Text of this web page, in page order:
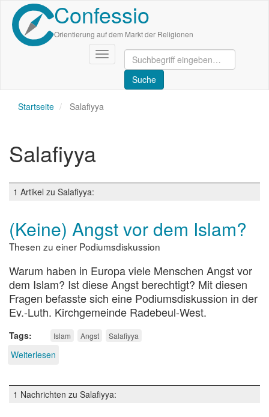
Direkt
zum
Inhalt
Confessio
Orientierung auf dem Markt der Religionen
Navigation
aktivieren/deaktivieren
Startseite Salafiyya
Salafiyya
1 Artikel zu Salafiyya:
(Keine) Angst vor dem Islam?
Thesen zu einer Podiumsdiskussion
Warum haben in Europa viele Menschen Angst vor
dem Islam? Ist diese Angst berechtigt? Mit diesen
Fragen befasste sich eine Podiumsdiskussion in der
Ev.-Luth. Kirchgemeinde Radebeul-West.
Tags Islam Angst Salafiyya
Weiterlesen
vor
dem
1 Nachrichten zu Salafiyya: